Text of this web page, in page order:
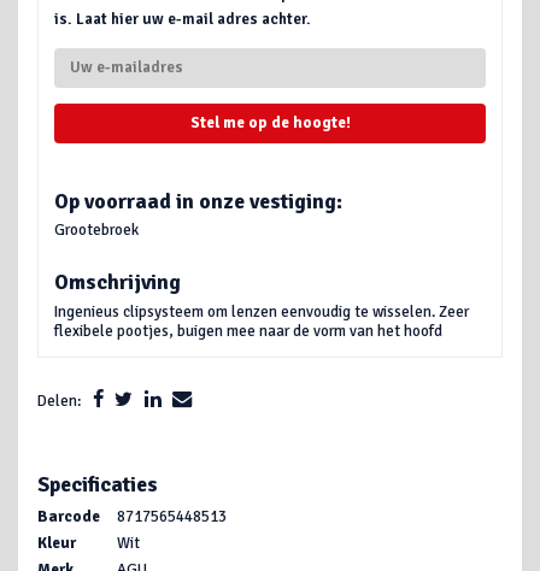
is. Laat hier uw e-mail adres achter.
Stel me op de hoogte!
Op voorraad in onze vestiging:
Grootebroek
Omschrijving
Ingenieus clipsysteem om lenzen eenvoudig te wisselen. Zeer
flexibele pootjes, buigen mee naar de vorm van het hoofd
Delen:
Specificaties
Barcode
8717565448513
Kleur
Wit